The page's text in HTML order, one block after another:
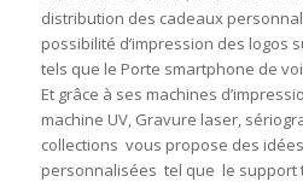
distribution des cadeaux
possibilité d’impression des logos
tels que le Porte smartphone de
Et grâce à ses machines
machine UV, Gravure laser,
collections vous propose des
personnalisées tel que le support